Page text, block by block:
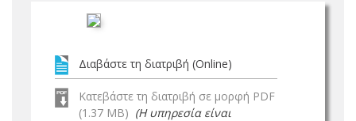
Διαβάστε τη διατριβή (Online)
Κατεβάστε τη διατριβή σε μορφή PDF
(1.37 MB) (Η υπηρεσία είναι